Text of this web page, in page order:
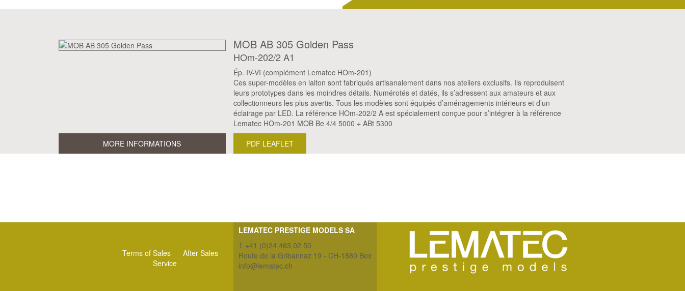
MOB AB 305 Golden Pass
HOm-202/2 A1
Ép. IV-VI (complément Lematec HOm-201)
Ces super-modèles en laiton sont fabriqués artisanalement dans nos ateliers exclusifs. Ils reproduisent
leurs prototypes dans les moindres détails. Numérotés et datés, ils s’adressent aux amateurs et aux
collectionneurs les plus avertis. Tous les modèles sont équipés d’aménagements intérieurs et d’un
éclairage par LED. La référence HOm-202/2 A est spécialement conçue pour s’intégrer à la référence
Lematec HOm-201 MOB Be 4/4 5000 + ABt 5300
MORE INFORMATIONS
PDF LEAFLET
Terms of Sales
After Sales
Service
LEMATEC PRESTIGE MODELS SA
T +41 (0)24 463 02 50
Route de la Gribannaz 19 - CH-1880 Bex
info@lematec.ch